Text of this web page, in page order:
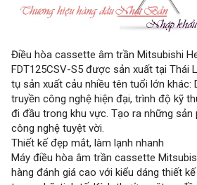
Điều hòa cassette âm trần Mitsubishi
FDT125CSV-S5 được sản xuất tại Thái
tụ sản xuất cảu nhiều tên tuổi lớn khác:
truyền công nghệ hiện đại, trình độ kỹ
đi đầu trong khu vực. Tạo ra những sản
công nghệ tuyệt vời.
Thiết kế đẹp mắt, làm lạnh nhanh
Máy điều hòa âm trần cassette
hàng đánh giá cao với kiểu dáng thiết